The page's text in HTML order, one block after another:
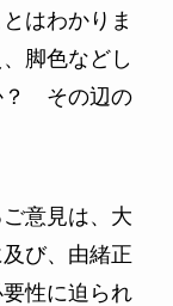
はわかりま
脚色などし
？ その辺の
意見は、大
び、由緒正
性に迫られ